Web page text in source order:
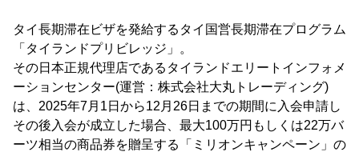
タイ長期滞在ビザを発給するタイ国営長期滞在プログラム
「タイランドプリビレッジ」。
その日本正規代理店であるタイランドエリートインフォメ
ーションセンター(運営：株式会社大丸トレーディング)
は、2025年7月1日から12月26日までの期間に入会申請し
その後入会が成立した場合、最大100万円もしくは22万バ
ーツ相当の商品券を贈呈する「ミリオンキャンペーン」の